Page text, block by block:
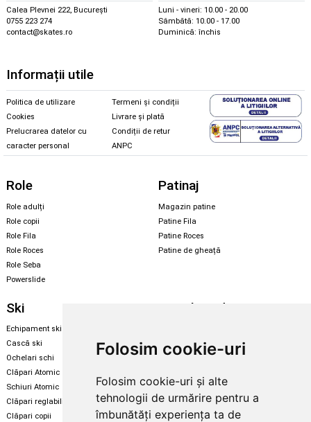
Folosim cookie-uri
Folosim cookie-uri și alte
tehnologii de urmărire pentru a
îmbunătăți experiența ta de
Calea Plevnei 222, București
0755 223 274
contact@skates.ro
Luni - vineri: 10.00 - 20.00
Sâmbătă: 10.00 - 17.00
Duminică: închis
Informații utile
Politica de utilizare
Cookies
Prelucrarea datelor cu
caracter personal
Termeni și condiții
Livrare și plată
Condiții de retur
ANPC
Role
Role adulți
Role copii
Role Fila
Role Roces
Role Seba
Powerslide
Patinaj
Magazin patine
Patine Fila
Patine Roces
Patine de gheață
Ski
Echipament ski
Cască ski
Ochelari schi
Clăpari Atomic
Schiuri Atomic
Clăpari reglabili
Clăpari copii
Snowboard
Echipament snowboard
Legături Rome SDS
Skate & longboard